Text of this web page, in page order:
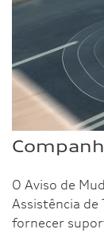
O Aviso de
Assistência de
fornecer